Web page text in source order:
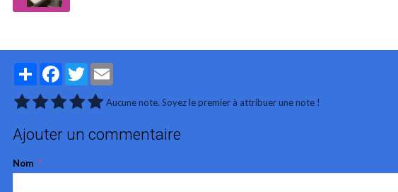
PartagerFacebookTwitter
Aucune note. Soyez le premier à attribuer une note !
Ajouter un commentaire
Nom